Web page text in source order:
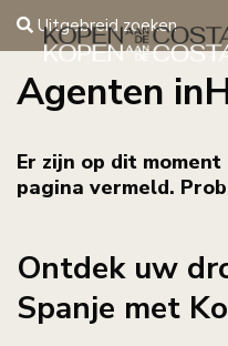
Uitgebreid zoeken
Agenten
Er zijn op dit
pagina vermeld.
Ontdek uw
Spanje met